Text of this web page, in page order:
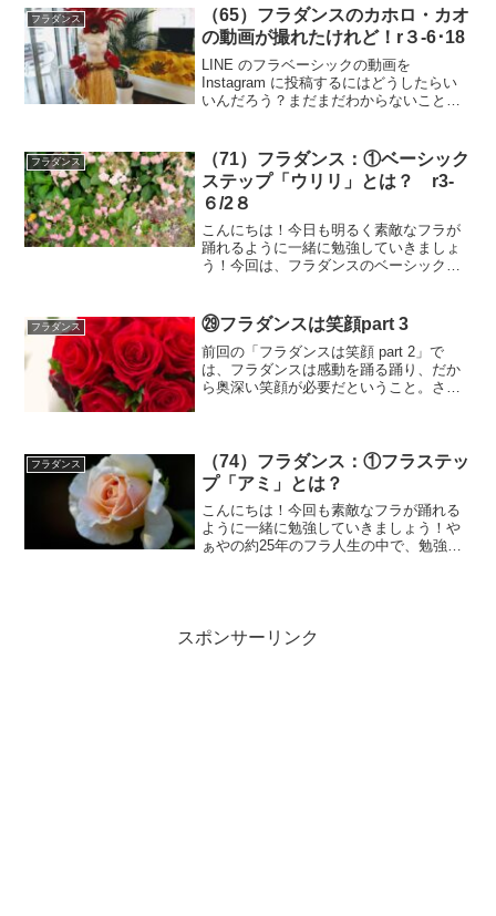
醸し出す体の重心移動についてマスター
しましょう。心を込めて...
フラダンス
（65）フラダンスのカホロ・カオ
の動画が撮れたけれど！r３-6･18
LINE のフラベーシックの動画を
Instagram に投稿するにはどうしたらい
いんだろう？まだまだわからないことだ
な？10秒前を忘れてしまう高齢者にとっ
て、ち...
フラダンス
（71）フラダンス：①ベーシック
ステップ「ウリリ」とは？ r3-
６/2８
こんにちは！今日も明るく素敵なフラが
踊れるように一緒に勉強していきましょ
う！今回は、フラダンスのベーシックス
クステップの「ウリリ」はフラダンスを
踊る上でとても重要なスキ...
フラダンス ㉙フラダンスは笑顔part 3
前回の「フラダンスは笑顔 part 2」で
は、フラダンスは感動を踊る踊り、だか
ら奥深い笑顔が必要だということ。さら
りました。今回の ...
フラダンス
（74）フラダンス：①フラステッ
プ「アミ」とは？
こんにちは！今回も素敵なフラが踊れる
ように一緒に勉強していきましょう！や
ぁやの約25年のフラ人生の中で、勉強し
スポンサーリンク